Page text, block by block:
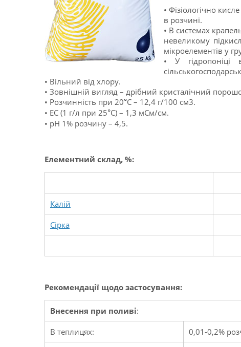
• Фізіологічно
в розчині.
• В системах
невеликому
мікроелементів у
• У гідропоніці
• Вільний від хлору.
• Зовнішній вигляд – дрібний кристалічний
• Розчинність при 20°С – 12,4 г/100 см3.
• ЕС (1 г/л при 25°С) – 1,3 мСм/см.
• рН 1% розчину – 4,5.
Елементний склад, %:
Калiй
Сірка
Рекомендації щодо застосування:
Внесення при поливі:
В теплицях: 0,01-0,2%